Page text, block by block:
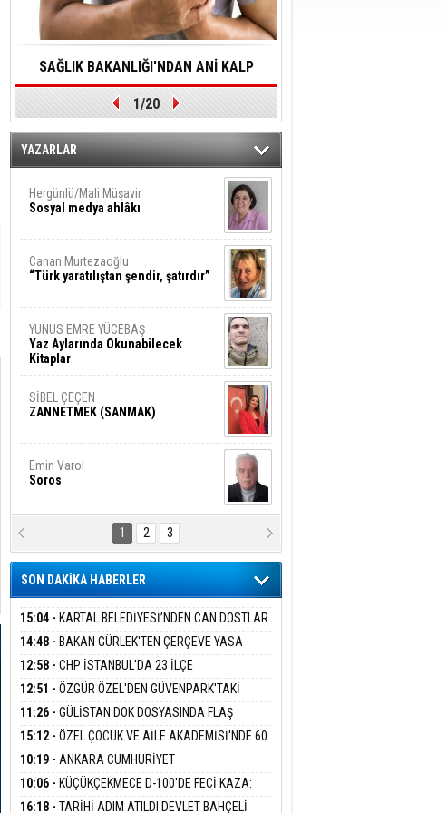
SAĞLIK BAKANLIĞI'NDAN ANİ KALP
DURMALARINA HIZLI MÜDAHALE
EDİLMESİNE YÖNELİK ÖNLENMESİ İÇİN
ÖNEMLİ ADIM
1/20
YAZARLAR
Hergünlü/Mali Müşavir
Sosyal medya ahlâkı
Canan Murtezaoğlu
“Türk yaratılıştan şendir, şatırdır”
YUNUS EMRE YÜCEBAŞ
Yaz Aylarında Okunabilecek
Kitaplar
SİBEL ÇEÇEN
ZANNETMEK (SANMAK)
Emin Varol
Soros
Karanlık DNA Kuşaklararası
Şiddetin Biyolojik Faturası
Şiyar Adıyaman
Ben Bu Sahaya Sığmazam
Hasan Ali Çölük
Bir Satırın İçindeki İnsan
Ezgi Kılıç
SİVAS: ATEŞE ATILAN VİCDAN
BARIŞ BAŞARSLAN
1 2 3
SON DAKİKA HABERLER
15:04 - KARTAL BELEDİYESİ’NDEN CAN DOSTLAR
İÇİN DEV YATIRIM!
14:48 - BAKAN GÜRLEK'TEN ÇERÇEVE YASA
AÇIKLAMASI:''KIRMIZI ÇİZGİMİZ ŞEHİT AİLELERİ
VE GAZİLERİMİZİN HASSASİYETİDİR''
12:58 - CHP İSTANBUL'DA 23 İLÇE
BAŞKANLIĞI'NDA ATAMALAR GERÇEKLEŞTİ
12:51 - ÖZGÜR ÖZEL'DEN GÜVENPARK'TAKİ
GAZİLERE DESTEK:''SONUÇ ALANA KADAR
ARKANIZDAYIZ''
11:26 - GÜLİSTAN DOK DOSYASINDA FLAŞ
GELİŞME: 2 DALGIÇ DELİL KARARTMA
SUÇLAMASIYLA TUTUTKLANDI
15:12 - ÖZEL ÇOCUK VE AİLE AKADEMİSİ'NDE 60
ÇOCUĞA HİZMET VERİLDİ
10:19 - ANKARA CUMHURİYET
BAŞSAVCILIĞINDAN ÖZGÜR ÖZEL VE VELİ
AĞBABA HAKKINDA FEZLEKE
10:06 - KÜÇÜKÇEKMECE D-100'DE FECİ KAZA:
OTOMOBİL İETT OTOBÜSÜNE ÇARPTI 3 KİŞİ
16:18 - TARİHİ ADIM ATILDI:DEVLET BAHÇELİ